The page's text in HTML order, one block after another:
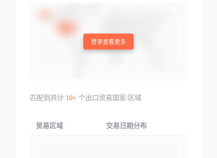
登录查看更多
匹配到共计 10+个出口贸易国家/区域
贸易区域 交易日期分布